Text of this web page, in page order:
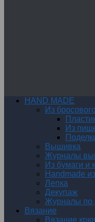
HAND MADE
Из
Из
Вышивка
Журналы
Из бумаги и
Handmade
Лепка
Декупаж
Журналы по
Вязание
Вязание